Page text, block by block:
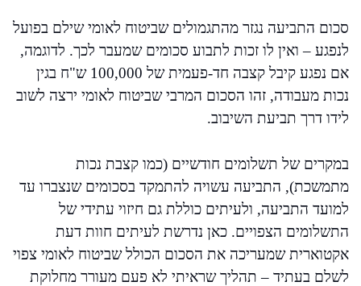
סכום התביעה נגזר מהתגמולים שביטוח לאומי שילם בפועל
לנפגע – ואין לו זכות לתבוע סכומים שמעבר לכך. לדוגמה,
אם נפגע קיבל קצבה חד-פעמית של 100,000 ש"ח בגין
נכות מעבודה, זהו הסכום המרבי שביטוח לאומי ירצה לשוב
לידו דרך תביעת השיבוב.
במקרים של תשלומים חודשיים (כמו קצבת נכות
מתמשכת), התביעה עשויה להתמקד בסכומים שנצברו עד
למועד התביעה, ולעיתים כוללת גם חיזוי עתידי של
התשלומים הצפויים. כאן נדרשת לעיתים חוות דעת
אקטוארית שמעריכה את הסכום הכולל שביטוח לאומי צפוי
לשלם בעתיד – תהליך שראיתי לא פעם מעורר מחלוקת